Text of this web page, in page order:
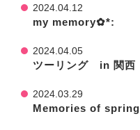
2024.04.12
my memory✿*:
2024.04.05
ツーリング in 関西
2024.03.29
Memories of